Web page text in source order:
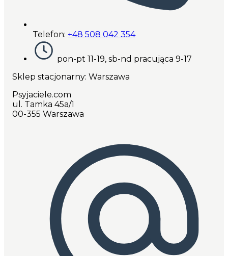
Telefon: +48 508 042 354
pon-pt 11-19, sb-nd pracująca 9-17
Sklep stacjonarny: Warszawa
Psyjaciele.com
ul. Tamka 45a/1
00-355 Warszawa